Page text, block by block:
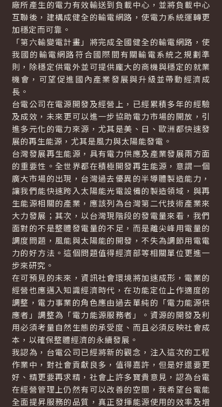
廠所產生的電力有效輸送到負載中心，並將負載中心
互聯後，建構成健全的輸電網路，使電力系統運轉更
加穩定而可靠。
「第六輸變電計畫」將完成全國健全的輸電網路，使
我國的輸電網路符合國際間有關輸電系統之規劃準
則，除穩定供電外並可提供龐大的商機與穩定的就業
機會，可望促進國內產業發展與升級並帶動經濟成
長。
台電公司在電源開發及經營上，已經累積多年的經驗
及成效，未來更可以進一步協助電力市場的開放，引
進多元化的電力來源，尤其是美、日、歐洲都快速發
展的再生能源，尤其是風力與太陽能發電。
台灣發展再生能源，具有電力供應及產業發展兩方面
的重要性。全世界都在積極開發再生能源，意謂一個
廣大市場的出現，台灣過去優異的半導體製造能力，
讓我們能快速跨入太陽能光電設備的製造領域，與再
生能源相關的產業，應該列為台灣第二代技術產業來
大力發展；其次，以台灣現階段的發電量來看，我們
面對的不是整體發電量的不足，而是離尖峰用電量的
調度問題，風能與太陽能的開發，不失為調節用電電
力的好方法。這個問題值得經濟部等相關單位更進一
步來研究。
在可預見的未來，資訊社會環境將加速成形，電業的
經營也應邁入知識經濟時代，在功能定位上作適度的
調整，電力事業的角色應由過去單純的「電力能源供
應者」調整為「電力能源服務者」。資源的開發及利
用必須考量自然生態的承受度、而且必須反映社會成
本，以確保整體經濟的永續發展。
我認為，台電公司已經將新的觀念，注入這次的工程
作業中，對社會貢獻良多，值得嘉許，但是好還要更
好、精更要再求精，社會上許多寶貴意見，認為台電
在經營管理上仍然有可以改善的空間，我希望台電能
全面提昇服務的品質，真正發揮能源使用的效率及增